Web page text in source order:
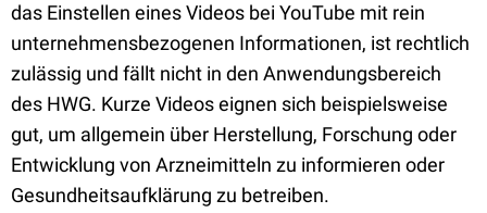
das Einstellen eines Videos bei YouTube mit rein
unternehmensbezogenen Informationen, ist rechtlich
zulässig und fällt nicht in den Anwendungsbereich
des HWG. Kurze Videos eignen sich beispielsweise
gut, um allgemein über Herstellung, Forschung oder
Entwicklung von Arzneimitteln zu informieren oder
Gesundheitsaufklärung zu betreiben.